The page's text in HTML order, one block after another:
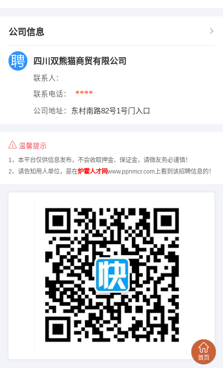
公司信息
四川双熊猫商贸有限公司
联系人：
联系电话： ****
公司地址： 东村南路82号1号门入口
温馨提示
1、本平台仅供信息发布，不会收取押金、保证金，请微友务必谨慎！
2、请告知用人单位，是在炉霍人才网www.ppnmcr.com上看到该招聘信息的！